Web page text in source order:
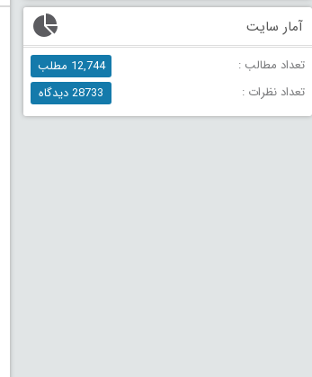
آمار سایت
تعداد مطالب :
12,744 مطلب
تعداد نظرات :
28733 دیدگاه